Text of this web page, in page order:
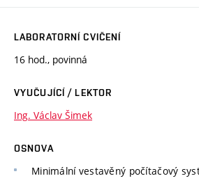
LABORATORNÍ CVIČENÍ
16 hod., povinná
VYUČUJÍCÍ / LEKTOR
Ing. Václav Šimek
OSNOVA
Minimální vestavěný počítačový